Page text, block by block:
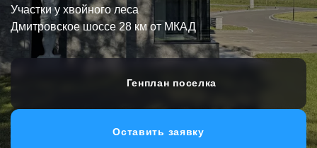
Участки у хвойного леса
Дмитровское шоссе 28 км от МКАД
Генплан поселка
Оставить заявку